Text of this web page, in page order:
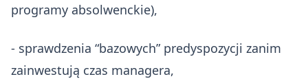
programy absolwenckie),
- sprawdzenia “bazowych” predyspozycji zanim
zainwestują czas managera,